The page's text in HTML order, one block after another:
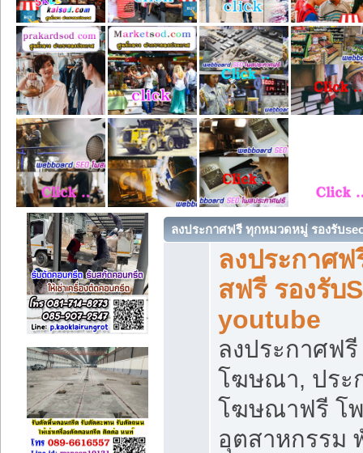
ลงประกาศฟรี ทุกหมวดหมู่ รองรับ
ลงประกาศ
สฟรี รองรับ
youtube
ลงประกาศฟ
โฆษณา, ประ
โฆษณาฟรี โ
อุตสาหกรรม